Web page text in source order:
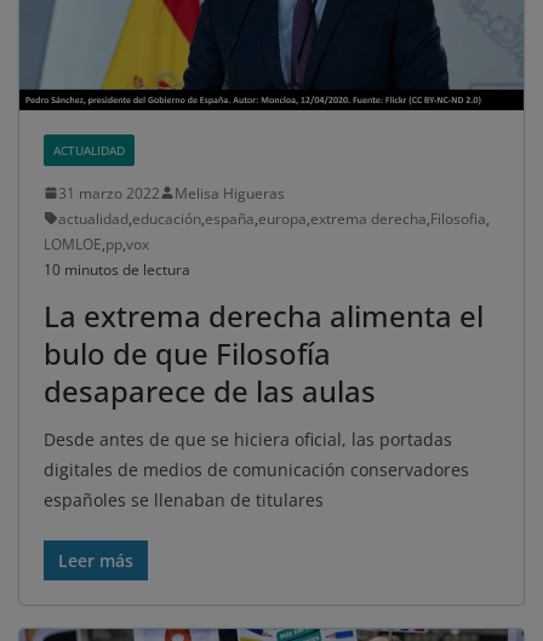
ACTUALIDAD
31 marzo 2022
Melisa Higueras
actualidad,educación,españa,europa,extrema derecha,Filosofia,
LOMLOE,pp,vox
10 minutos de lectura
La extrema derecha alimenta el
bulo de que Filosofía
desaparece de las aulas
Desde antes de que se hiciera oficial, las portadas
digitales de medios de comunicación conservadores
españoles se llenaban de titulares
Leer más